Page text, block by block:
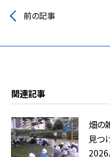
前の記事
関連記事
畑の
見つ